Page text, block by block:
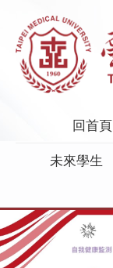
主
要
回首頁
未來學生